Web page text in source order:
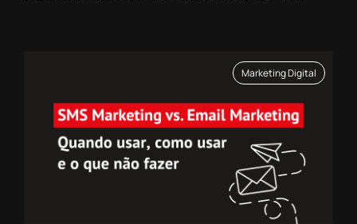
Marketing Digital